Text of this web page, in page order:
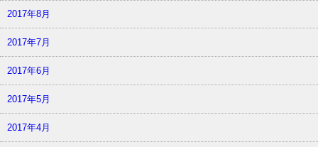
2017年8月
2017年7月
2017年6月
2017年5月
2017年4月